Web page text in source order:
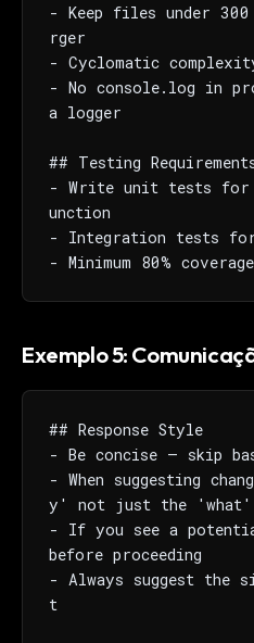
- Keep files under
rger
- Cyclomatic
- No console.log in
a logger
## Testing
- Write unit tests
unction
- Integration tests for
- Minimum 80%
Exemplo 5:
## Response Style
- Be concise — skip
- When suggesting
y' not just the 'what'
- If you see a
before proceeding
- Always suggest the
t